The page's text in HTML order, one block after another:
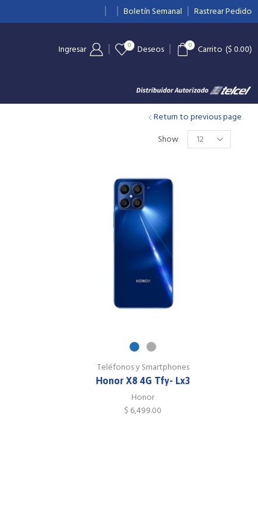
10% de Descuento en relojes Ver más
Boletín Semanal Rastrear Pedido
Ingresar 0 Deseos 0 Carrito ($ 0.00)
Return to previous page
Show
Teléfonos y Smartphones
Honor X8 4G Tfy- Lx3
Honor
$ 6,499.00